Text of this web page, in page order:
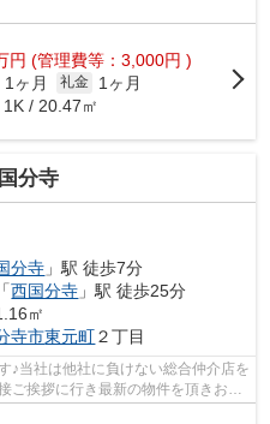
円 (管理費等：3,000円 )
1ヶ月 礼金
1ヶ月
1K / 20.47㎡
分寺
分寺 」駅 徒歩7分
「西国分寺 」駅 徒歩25分
㎡
寺市東元町２丁目
♪当社は他社に負けない総合仲介店を
ご挨拶に行き最新の物件を頂きお客